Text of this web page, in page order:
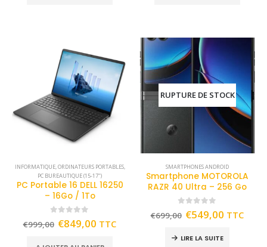
INFORMATIQUE,ORDINATEURS PORTABLES,
PC BUREAUTIQUE (15-17")
PC Portable 16 DELL 16250
– 16Go / 1To
out of 5
€999,00 €849,00 TTC
RUPTURE DE STOCK
SMARTPHONES ANDROID
Smartphone MOTOROLA
RAZR 40 Ultra – 256 Go
out of 5
€699,00 €549,00 TTC
LIRE LA SUITE